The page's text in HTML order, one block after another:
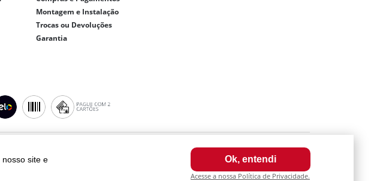
site e
Ok, entendi
Acesse a nossa Política de Privacidade.
Montagem e Instalação
Trocas ou Devoluções
Garantia
LTDA - CNPJ 01.093.810/0003-64
para compras realizadas via internet. Fotos meramente ilustrativas.